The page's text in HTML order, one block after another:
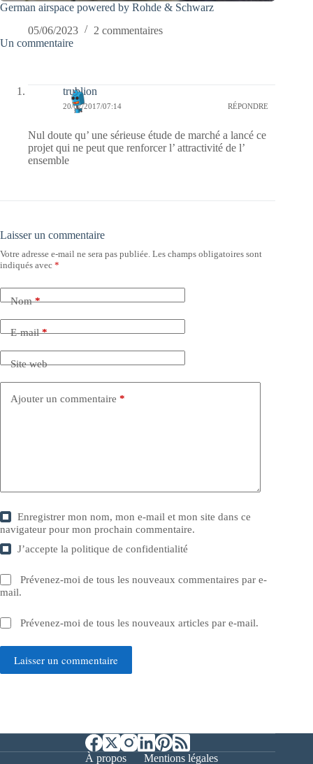
German airspace powered by Rohde & Schwarz
05/06/2023
2 commentaires
Un commentaire
trublion
20/07/2017/07:14 RÉPONDRE
Nul doute qu’ une sérieuse étude de marché a lancé ce
projet qui ne peut que renforcer l’ attractivité de l’
ensemble
Laisser un commentaire
Votre adresse e-mail ne sera pas publiée. Les champs obligatoires sont
indiqués avec *
Nom*
E-mail*
Site web
Ajouter un commentaire *
Enregistrer mon nom, mon e-mail et mon site dans ce
navigateur pour mon prochain commentaire.
J’accepte lapolitique de confidentialité
Prévenez-moi de tous les nouveaux commentaires par e-
mail.
Prévenez-moi de tous les nouveaux articles par e-mail.
Laisser un commentaire
À propos Mentions légales